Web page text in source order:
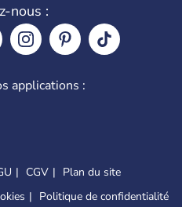
nous :
applications :
CGV
Plan du site
Politique de confidentialité